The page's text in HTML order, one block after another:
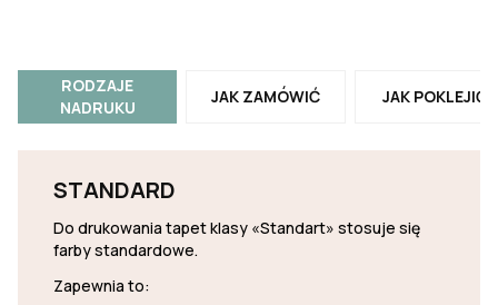
RODZAJE
NADRUKU
JAK ZAMÓWIĆ JAK POKLEJIĆ
STANDARD
Do drukowania tapet klasy «Standart» stosuje się
farby standardowe.
Zapewnia to: